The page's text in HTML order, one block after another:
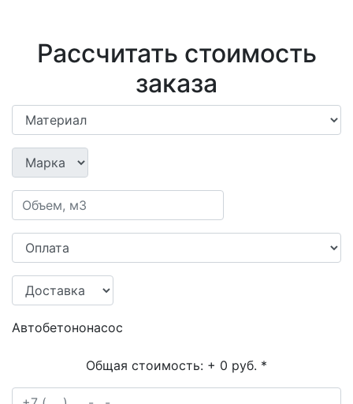
Рассчитать стоимость
заказа
Автобетононасос
Общая стоимость: + 0 руб. *